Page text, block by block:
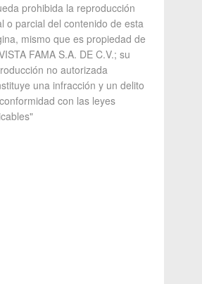
prohibida la reproducción
o parcial del contenido de esta
mismo que es propiedad de
FAMA S.A. DE C.V.; su
no autorizada
una infracción y un delito
con las leyes